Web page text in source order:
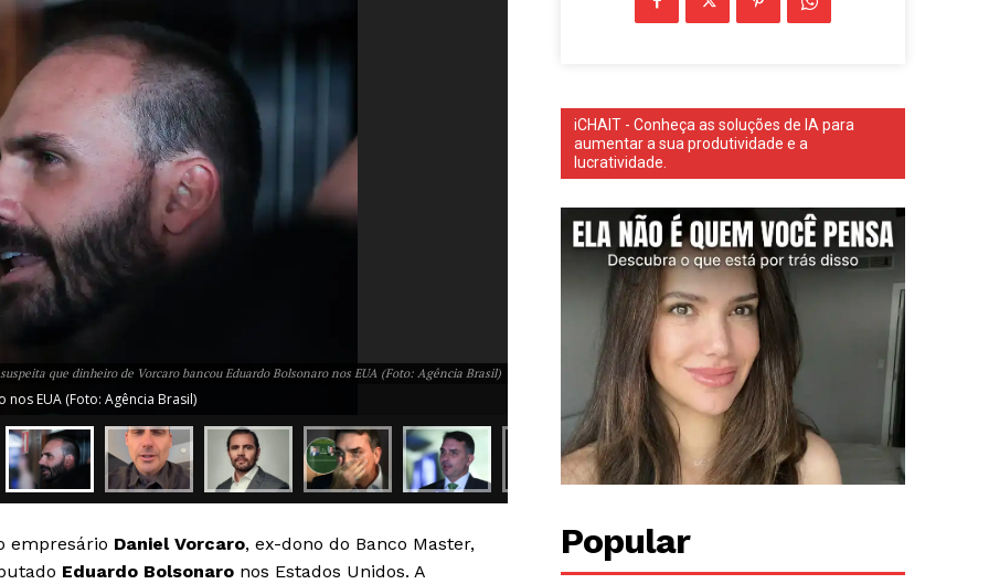
PRO
Company
Sobre Nós
Anuncie
que dinheiro de Vorcaro bancou Eduardo Bolsonaro nos EUA (Foto: Agência Brasil)
EUA (Foto: Agência Brasil)
A principal suspeita envolve um repasse de US$ 2 milhões para um fundo
(Foto: Instagram)
A principal suspeita envolve um repasse de US$ 2 milhões para um
Bolsonaro mora atualmente. (Foto: Instagram)
empresário Daniel Vorcaro, ex-dono do Banco Master,
Eduardo Bolsonaro nos Estados Unidos. A
iCHAIT - Conheça as soluções de IA para
aumentar a sua produtividade e a
lucratividade.
Popular